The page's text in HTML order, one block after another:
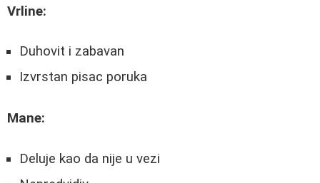
Vrline:
Duhovit i zabavan
Izvrstan pisac poruka
Mane:
Deluje kao da nije u vezi